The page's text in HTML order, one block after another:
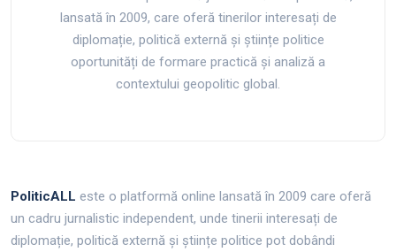
lansată în 2009, care oferă tinerilor interesați de
diplomație, politică externă și științe politice
oportunități de formare practică și analiză a
contextului geopolitic global.
PoliticALL este o platformă online lansată în 2009 care oferă
un cadru jurnalistic independent, unde tinerii interesați de
diplomație, politică externă și științe politice pot dobândi